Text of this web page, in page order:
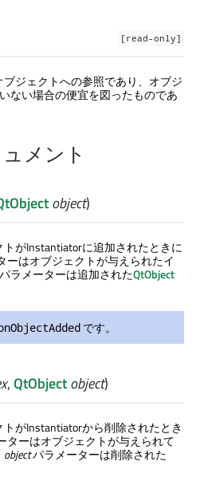
[read-only]
ジェクトへの参照であり、オブジ
ない場合の便宜を図ったものであ
メント
object)
がInstantiatorに追加されたときに
ーはオブジェクトが与えられたイ
ラメーターは追加されたQtObject
です。
,QtObjectobject)
がInstantiatorから削除されたとき
ターはオブジェクトが与えられて
objectパラメーターは削除された